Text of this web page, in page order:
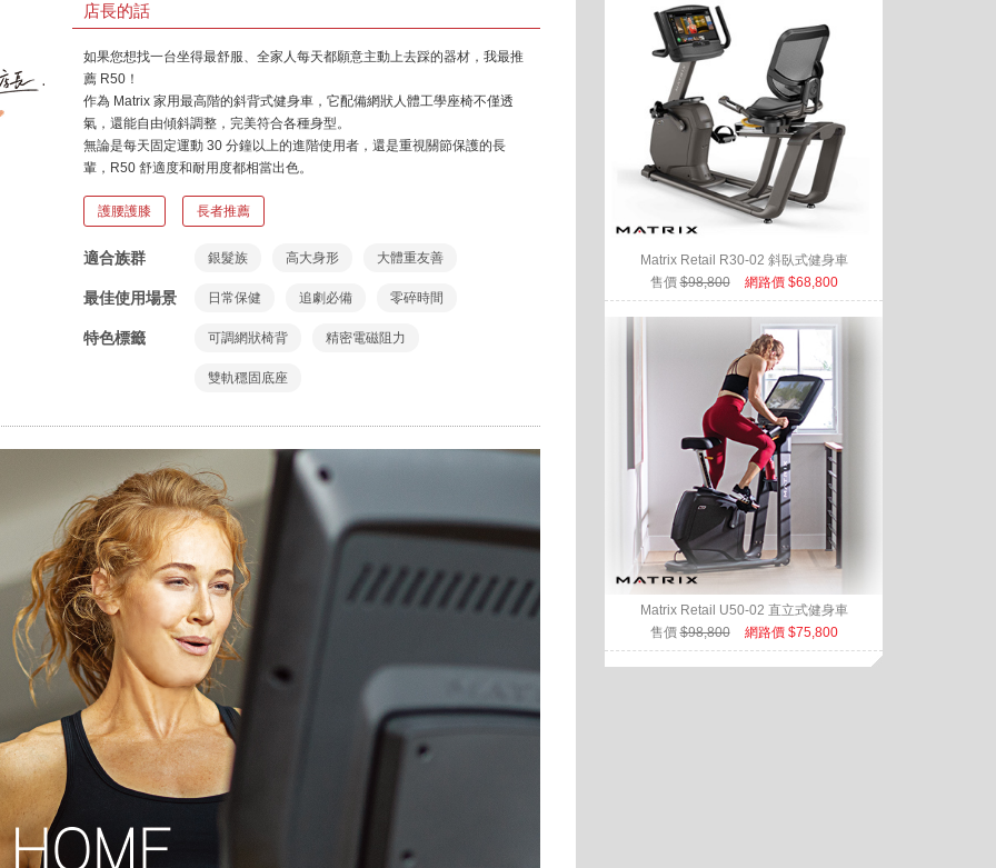
店長的話
如果您想找一台坐得最舒服、全家人每天都願意主動上去踩的器材，我最推
薦 R50！
作為 Matrix 家用最高階的斜背式健身車，它配備網狀人體工學座椅不僅透
氣，還能自由傾斜調整，完美符合各種身型。
無論是每天固定運動 30 分鐘以上的進階使用者，還是重視關節保護的長
輩，R50 舒適度和耐用度都相當出色。
亮點標籤
護腰護膝 長者推薦
適合族群 銀髮族 高大身形 大體重友善
最佳使用場景 日常保健 追劇必備 零碎時間
特色標籤 可調網狀椅背 精密電磁阻力
雙軌穩固底座
Matrix Retail R30-02 斜臥式健身車
售價$98,800 網路價 $68,800
Matrix Retail U50-02 直立式健身車
售價$98,800 網路價 $75,800